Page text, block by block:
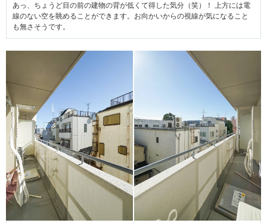
あっ、ちょうど目の前の建物の背が低くて得した気分（笑）！ 上方には電
線のない空を眺めることができます。お向かいからの視線が気になること
も無さそうです。